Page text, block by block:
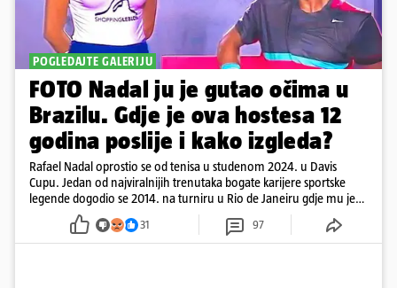
POGLEDAJTE GALERIJU
FOTO Nadal ju je gutao očima u
Brazilu. Gdje je ova hostesa 12
godina poslije i kako izgleda?
Rafael Nadal oprostio se od tenisa u studenom 2024. u Davis
Cupu. Jedan od najviralnijih trenutaka bogate karijere sportske
legende dogodio se 2014. na turniru u Rio de Janeiru gdje mu je
pažnju odvlačila ljepotica iza klupe
31 97